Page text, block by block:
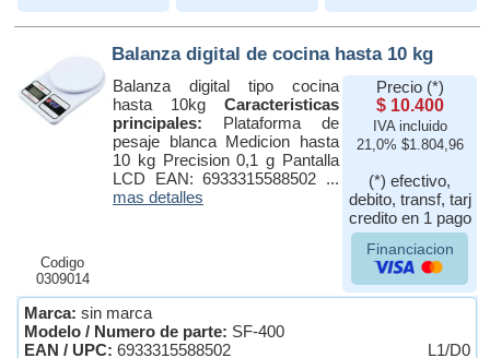
Codigo
0309014
Balanza digital de cocina hasta 10 kg
Balanza digital tipo cocina
hasta 10kg Caracteristicas
principales: Plataforma de
pesaje blanca Medicion hasta
10 kg Precision 0,1 g Pantalla
LCD EAN: 6933315588502 ...
mas detalles
Precio (*)
$ 10.400
IVA incluido
21,0% $1.804,96
(*) efectivo,
debito, transf, tarj
credito en 1 pago
Financiacion
Marca: sin marca
Modelo / Numero de parte: SF-400
EAN / UPC: 6933315588502 L1/D0